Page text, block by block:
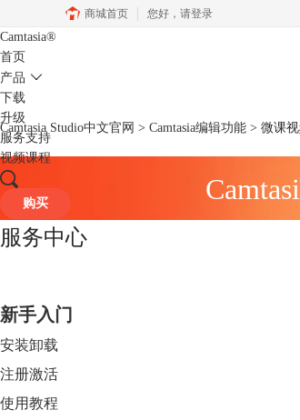
商城首页 您好， 请登录
Camtasia®
首页
产品
下载
升级
服务支持
视频课程
购买
Camtasia Studio中文官网 > Camtasia编辑功能 > 微课
服务中心
新手入门
安装卸载
注册激活
使用教程